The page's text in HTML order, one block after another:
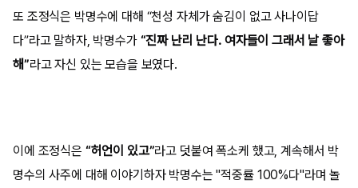
또 조정식은 박명수에 대해 “천성 자체가 숨김이 없고 사나이답
다”라고 말하자, 박명수가“진짜 난리 난다. 여자들이 그래서 날 좋아
해”라고 자신 있는 모습을 보였다.
이에 조정식은 “허언이 있고”라고 덧붙여 폭소케 했고, 계속해서 박
명수의 사주에 대해 이야기하자 박명수는 "적중률 100%다"라며 놀